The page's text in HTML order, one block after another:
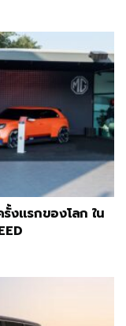
งแรกของโลก ใน